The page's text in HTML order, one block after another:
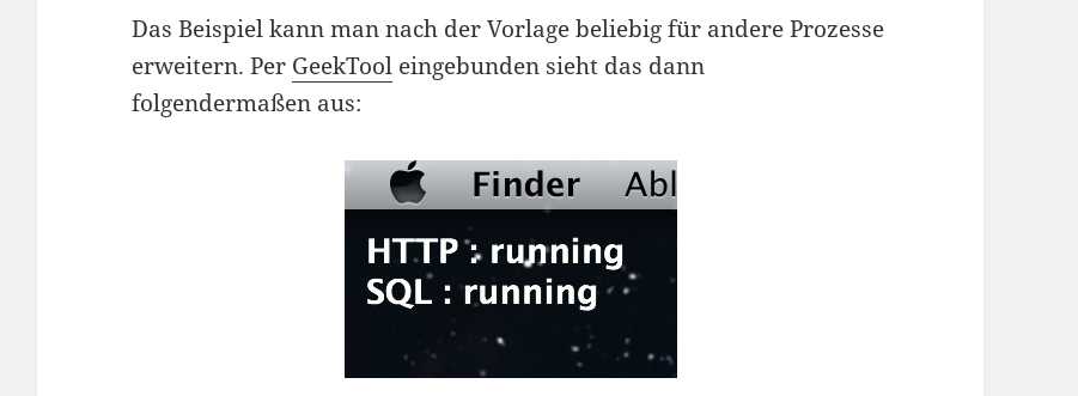
Das Beispiel kann man nach der Vorlage beliebig für andere Prozesse
erweitern. Per GeekTool eingebunden sieht das dann
folgendermaßen aus: